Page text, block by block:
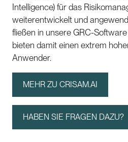
Intelligence) für das
weiterentwickelt und
fließen in unsere GRC-
bieten damit einen extrem
Anwender.
MEHR ZU CRISAM.AI
HABEN SIE FRAGEN DAZU?